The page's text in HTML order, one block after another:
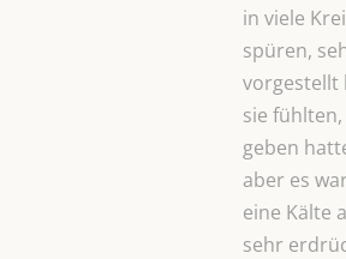
in viele
spüren,
vorgestellt
sie
geben
aber es
eine Kälte
sehr